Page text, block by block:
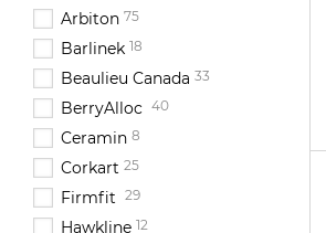
Arbiton 75
Barlinek 18
Beaulieu Canada 33
BerryAlloc 40
Ceramin 8
Corkart 25
Firmfit 29
Hawkline 12